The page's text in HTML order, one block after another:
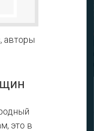
авторы
это в